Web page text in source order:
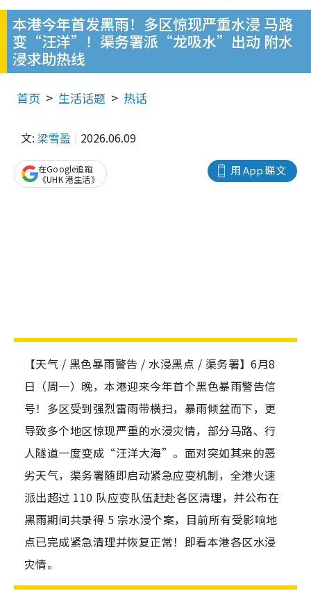
本港今年首发黑雨！多区惊现严重水浸 马路
变“汪洋”！渠务署派“龙吸水”出动 附水
浸求助热线
首页 生活话题 热话
文: 梁雪盈 2026.06.09
用 App 睇文
在Google追蹤
《UHK 港生活》
【天气 / 黑色暴雨警告 / 水浸黑点 / 渠务署】6月8
日（周一）晚，本港迎来今年首个黑色暴雨警告信
号！多区受到强烈雷雨带横扫，暴雨倾盆而下，更
导致多个地区惊现严重的水浸灾情，部分马路、行
人隧道一度变成“汪洋大海”。面对突如其来的恶
劣天气，渠务署随即启动紧急应变机制，全港火速
派出超过 110 队应变队伍赶赴各区清理，并公布在
黑雨期间共录得 5 宗水浸个案，目前所有受影响地
点已完成紧急清理并恢复正常！即看本港各区水浸
灾情。